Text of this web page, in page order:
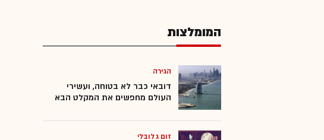
גיוס הון
סטארט-אפים
המומלצות
הגירה
דובאי כבר לא בטוחה, ועשירי
העולם מחפשים את המקלט הבא
זום גלובלי